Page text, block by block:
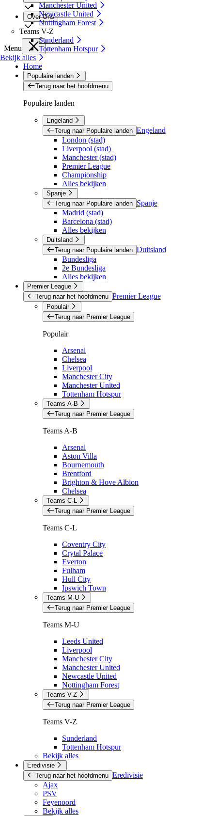
Manchester United
Newcastle United
Nottingham Forest
Teams V-Z
Sunderland
Tottenham Hotspur
Bekijk alles
Over Ons
Menu
Home
Populaire landen
Terug naar het hoofdmenu
Populaire landen
Engeland
Terug naar Populaire landen Engeland
London (stad)
Liverpool (stad)
Manchester (stad)
Premier League
Championship
Alles bekijken
Spanje
Terug naar Populaire landen
Spanje
Madrid (stad)
Barcelona (stad)
Alles bekijken
Duitsland
Terug naar Populaire landen Duitsland
Bundesliga
2e Bundesliga
Alles bekijken
Premier League
Terug naar het hoofdmenu Premier League
Populair
Terug naar Premier League
Populair
Arsenal
Chelsea
Liverpool
Manchester City
Manchester United
Tottenham Hotspur
Teams A-B
Terug naar Premier League
Teams A-B
Arsenal
Aston Villa
Bournemouth
Brentford
Brighton & Hove Albion
Chelsea
Teams C-L
Terug naar Premier League
Teams C-L
Coventry City
Crytal Palace
Everton
Fulham
Hull City
Ipswich Town
Teams M-U
Terug naar Premier League
Teams M-U
Leeds United
Liverpool
Manchester City
Manchester United
Newcastle United
Nottingham Forest
Teams V-Z
Terug naar Premier League
Teams V-Z
Sunderland
Tottenham Hotspur
Bekijk alles
Eredivisie
Terug naar het hoofdmenu Eredivisie
Ajax
PSV
Feyenoord
Bekijk alles